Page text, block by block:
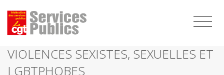
VIOLENCES SEXISTES, SEXUELLES ET
LGBTPHOBES